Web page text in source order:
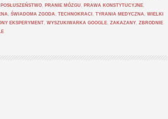
POSŁUSZEŃSTWO, PRANIE MÓZGU , PRAWA KONSTYTUCYJNE,
, ŚWIADOMA ZGODA , TECHNOKRACI , TYRANIA MEDYCZNA , WIELKI
EKSPERYMENT, WYSZUKIWARKA GOOGLE, ZAKAZANY, ZBRODNIE